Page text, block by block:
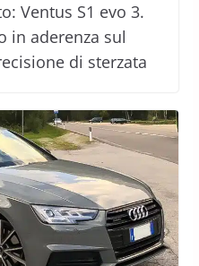
Ventus S1 evo 3.
in aderenza sul
di sterzata